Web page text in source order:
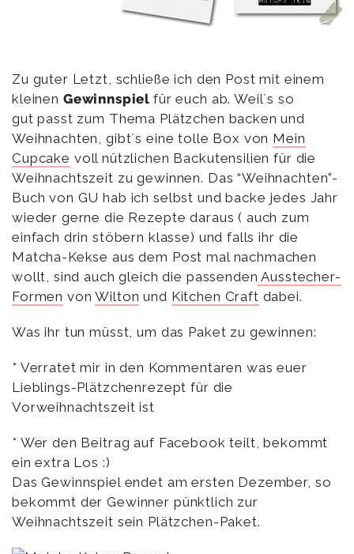
Zu guter Letzt, schließe ich den Post mit einem
kleinen Gewinnspielfür euch ab. Weil´s so
gut passt zum Thema Plätzchen backen und
Weihnachten, gibt´s eine tolle Box von Mein
Cupcake voll nützlichen Backutensilien für die
Weihnachtszeit zu gewinnen. Das “Weihnachten”-
Buch von GU hab ich selbst und backe jedes Jahr
wieder gerne die Rezepte daraus ( auch zum
einfach drin stöbern klasse) und falls ihr die
Matcha-Kekse aus dem Post mal nachmachen
wollt, sind auch gleich die passenden Ausstecher-
Formen vonWilton und Kitchen Craft dabei.
Was ihr tun müsst, um das Paket zu gewinnen:
* Verratet mir in den Kommentaren was euer
Lieblings-Plätzchenrezept für die
Vorweihnachtszeit ist
* Wer den Beitrag auf Facebook teilt, bekommt
ein extra Los :)
Das Gewinnspiel endet am ersten Dezember, so
bekommt der Gewinner pünktlich zur
Weihnachtszeit sein Plätzchen-Paket.